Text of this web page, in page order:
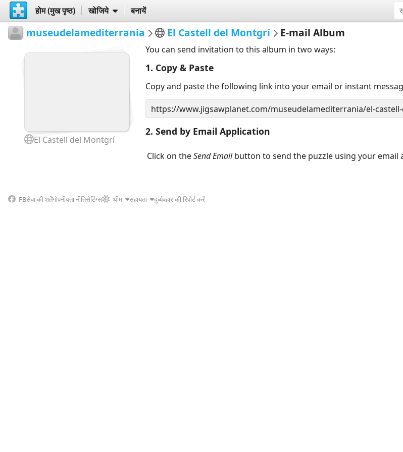
होम (मुख पृष्ठ) खोजिये बनायें
museudelamediterrania El Castell del Montgrí E-mail Album
El Castell del Montgrí
You can send invitation to this album in two ways:
1. Copy & Paste
Copy and paste the following link into your email or instant
2. Send by Email Application
Click on theSend Emailbutton to send the puzzle using your email
FBसेवा की शर्तेंगोपनीयता नीतिसेटिंग्स थीम सहायता दुर्व्यवहार की रिपोर्ट करें